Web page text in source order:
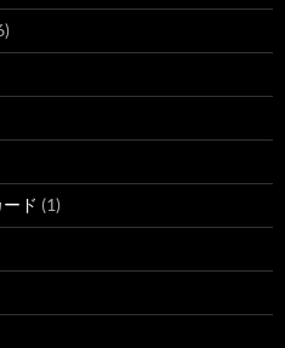
ド (1)